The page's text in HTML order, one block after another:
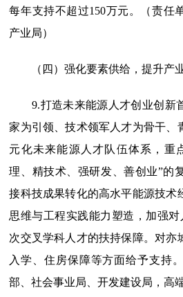
每年支持不超过150万元。（责任
产业局）
（四）强化要素供给，提升产
9.打造未来能源人才创业创新
家为引领、技术领军人才为骨干、
元化未来能源人才队伍体系，重
理、精技术、强研发、善创业”的
接科技成果转化的高水平能源技术
思维与工程实践能力塑造，加强
次交叉学科人才的扶持保障。对亦
入学、住房保障等方面给予支持
部、社会事业局、开发建设局，高